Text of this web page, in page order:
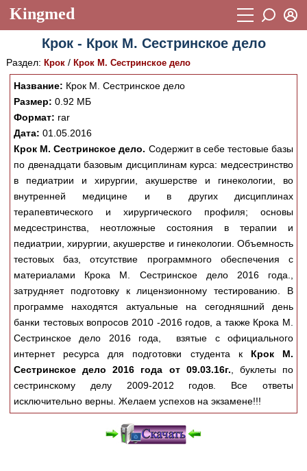
Kingmed
Учебный материал
Видеогалерея 899
Фотогалерея (1906)
Истории болезней
Лекции и презентации 2474
Аккредитационные тесты (6)
Методические рекомендации
Научно-популярное
Статьи
Новости (244)
Медицинская стандартизация
Нормативы экстренной и неотложной помощи
Нормы лабораторных и инструментальных
Обратная связь
Пароль
Восстановить пароль
Регистрация
Крок - Крок М. Сестринское дело
Раздел: Крок/ Крок М. Сестринское дело
Название: Крок М. Сестринское дело
Размер: 0.92 МБ
Формат: rar
Дата: 01.05.2016
Крок М. Сестринское дело. Содержит в себе тестовые базы
по двенадцати базовым дисциплинам курса: медсестринство
в педиатрии и хирургии, акушерстве и гинекологии, во
внутренней медицине и в других дисциплинах
терапевтического и хирургического профиля; основы
медсестринства, неотложные состояния в терапии и
педиатрии, хирургии, акушерстве и гинекологии. Объемность
тестовых баз, отсутствие программного обеспечения с
материалами Крока М. Сестринское дело 2016 года.,
затрудняет подготовку к лицензионному тестированию. В
программе находятся актуальные на сегодняшний день
банки тестовых вопросов 2010 -2016 годов, а также Крока М.
Сестринское дело 2016 года, взятые с официального
интернет ресурса для подготовки студента к Крок М.
Сестринское дело 2016 года от 09.03.16г. , буклеты по
сестринскому делу 2009-2012 годов. Все ответы
исключительно верны. Желаем успехов на экзамене!!!